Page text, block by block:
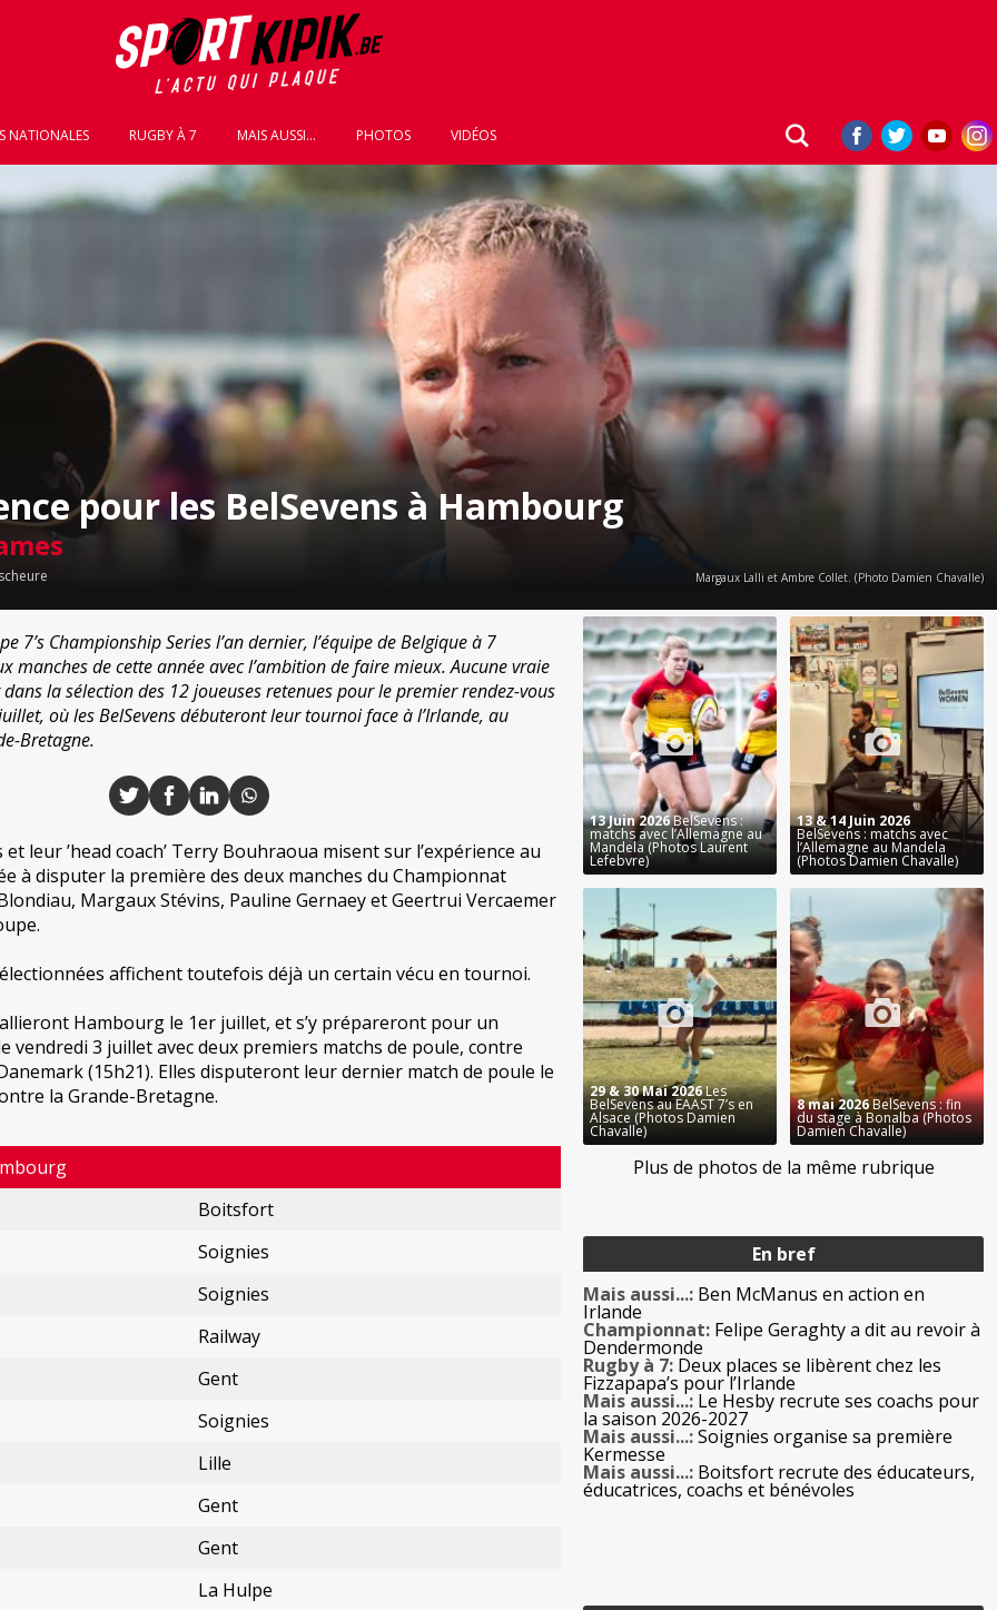
NATIONALES RUGBY À 7 MAIS AUSSI... PHOTOS VIDÉOS
pour les BelSevens à Hambourg
Margaux Lalli et Ambre Collet. (Photo Damien Chavalle)
7’s Championship Series l’an dernier, l’équipe de Belgique à 7
manches de cette année avec l’ambition de faire mieux. Aucune vraie
dans la sélection des 12 joueuses retenues pour le premier rendez-vous
où les BelSevens débuteront leur tournoi face à l’Irlande, au
Bretagne.
leur ’head coach’ Terry Bouhraoua misent sur l’expérience au
à disputer la première des deux manches du Championnat
Margaux Stévins, Pauline Gernaey et Geertrui Vercaemer
affichent toutefois déjà un certain vécu en tournoi.
Hambourg le 1er juillet, et s’y prépareront pour un
vendredi 3 juillet avec deux premiers matchs de poule, contre
(15h21). Elles disputeront leur dernier match de poule le
la Grande-Bretagne.
Boitsfort
Soignies
Soignies
Railway
Gent
Soignies
Lille
Gent
Gent
La Hulpe
En bref
Mais aussi...: Ben McManus en action en
Irlande
Championnat: Felipe Geraghty a dit au revoir à
Dendermonde
Rugby à 7: Deux places se libèrent chez les
Fizzapapa’s pour l’Irlande
Mais aussi...: Le Hesby recrute ses coachs pour
la saison 2026-2027
Mais aussi...:Soignies organise sa première
Kermesse
Mais aussi...: Boitsfort recrute des éducateurs,
éducatrices, coachs et bénévoles
13 Juin 2026BelSevens :
matchs avec l’Allemagne au
Mandela (Photos Laurent
Lefebvre)
13 & 14 Juin 2026
BelSevens : matchs avec
l’Allemagne au Mandela
(Photos Damien Chavalle)
29 & 30 Mai 2026Les
BelSevens au EAAST 7’s en
Alsace (Photos Damien
Chavalle)
8 mai 2026BelSevens : fin
du stage à Bonalba (Photos
Damien Chavalle)
Plus de photos de la même rubrique